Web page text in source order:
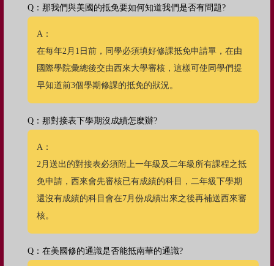
Q：那我們與美國的抵免要如何知道我們是否有問題?
A：
在每年2月1日前，同學必須填好修課抵免申請單，在由
國際學院彙總後交由西來大學審核，這樣可使同學們提
早知道前3個學期修課的抵免的狀況。
Q：那對接表下學期沒成績怎麼辦?
A：
2月送出的對接表必須附上一年級及二年級所有課程之抵
免申請，西來會先審核已有成績的科目，二年級下學期
還沒有成績的科目會在7月份成績出來之後再補送西來審
核。
Q：在美國修的通識是否能抵南華的通識?